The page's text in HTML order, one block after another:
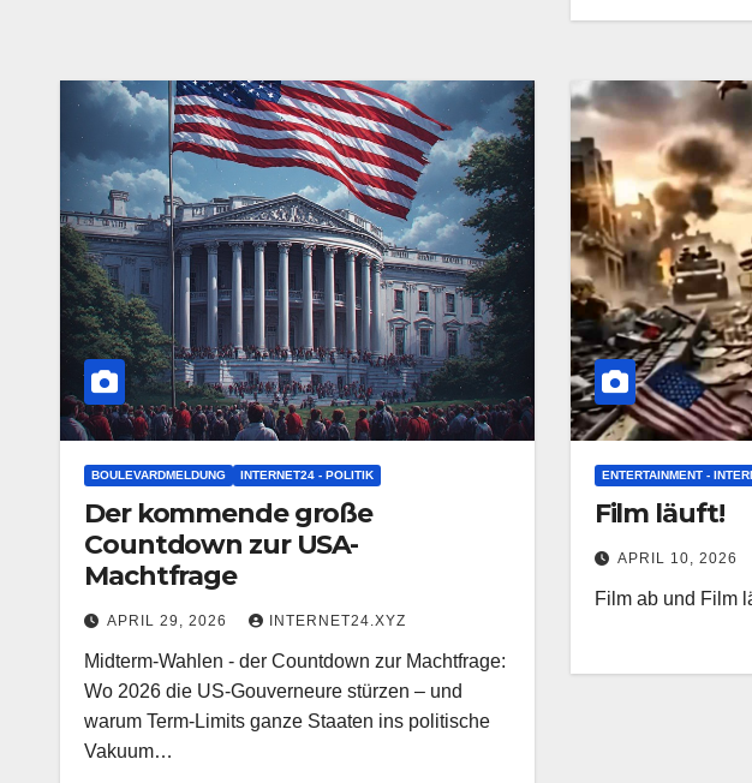
BOULEVARDMELDUNG INTERNET24 - POLITIK
Der kommende große
Countdown zur USA-
Machtfrage
APRIL 29, 2026 INTERNET24.XYZ
Midterm-Wahlen - der Countdown zur Machtfrage:
Wo 2026 die US-Gouverneure stürzen – und
warum Term‑Limits ganze Staaten ins politische
Vakuum…
ENTERTAINMENT -
Film läuft!
APRIL 10, 2026
Film ab und Film